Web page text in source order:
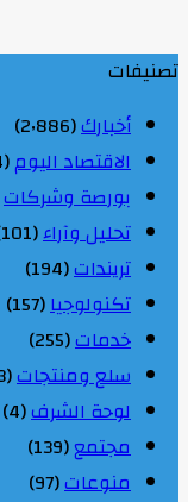
تصنيفات
أخبارك(2٬886)
الاقتصاد اليوم(1٬424)
بورصة وشركات
تحليل وآراء(101)
تريندات(194)
تكنولوجيا(157)
خدمات(255)
سلع ومنتجات(113)
لوحة الشرف(4)
مجتمع(139)
منوعات(97)